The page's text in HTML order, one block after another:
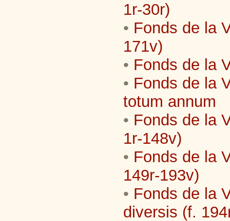
1r-30r)
• Fonds de la
171v)
• Fonds de la
• Fonds de la
totum annum
• Fonds de la
1r-148v)
• Fonds de la
149r-193v)
• Fonds de la
diversis (f.